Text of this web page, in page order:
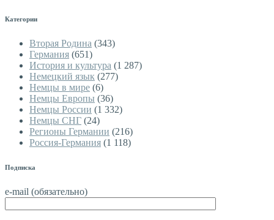
Категории
Вторая Родина (343)
Германия (651)
История и культура (1 287)
Немецкий язык (277)
Немцы в мире (6)
Немцы Европы (36)
Немцы России (1 332)
Немцы СНГ (24)
Регионы Германии (216)
Россия-Германия (1 118)
Подписка
e-mail (обязательно)